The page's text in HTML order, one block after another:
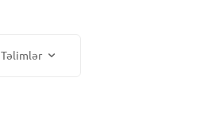
Təlimlər